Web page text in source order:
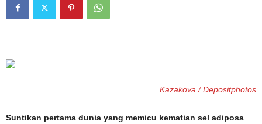
Kazakova / Depositphotos
Suntikan pertama dunia yang memicu kematian sel adiposa